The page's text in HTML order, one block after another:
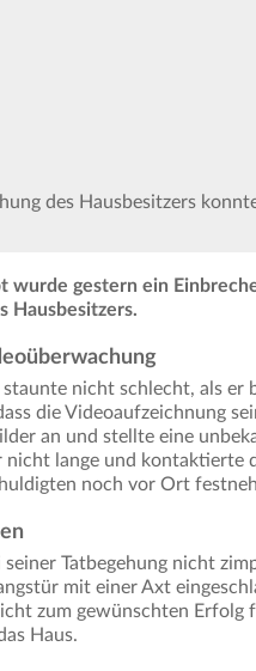
des Hausbesitzers
wurde gestern ein
Hausbesitzers.
staunte nicht schlecht, als
die Videoaufzeichnung
an und stellte eine
nicht lange und kontaktierte
noch vor Ort
Tatbegehung nicht
mit einer Axt
zum gewünschten Erfolg
Haus.